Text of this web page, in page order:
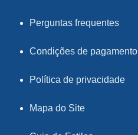
Perguntas frequentes
Condições de pagamento
Política de privacidade
Mapa do Site